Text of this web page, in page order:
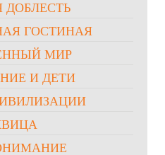
ДОБЛЕСТЬ
ГОСТИНАЯ
МИР
И ДЕТИ